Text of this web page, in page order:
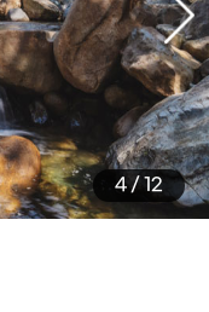
4/12